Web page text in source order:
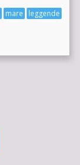
leggende
mare